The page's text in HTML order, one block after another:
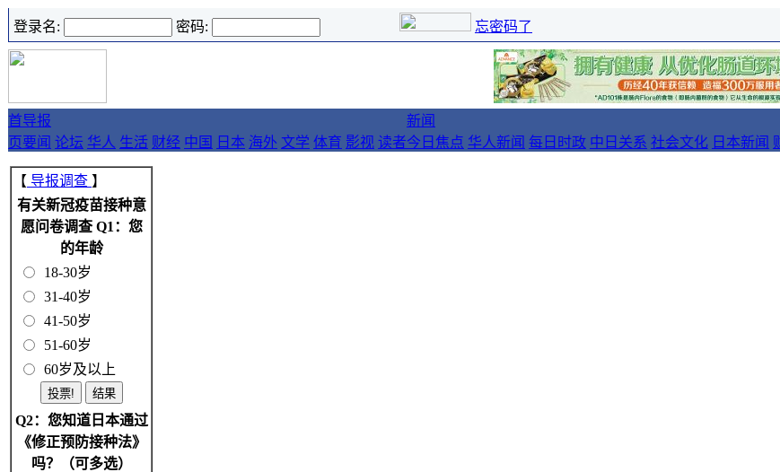
登录名: 密码: 忘密码了
首
页
导报
要闻 论坛 华人 生活 财经 中国 日本 海外 文学 体育 影视 读者
新闻
今日焦点 华人新闻 每日时政 中日关系 社会文化 日本新闻
【 导报调查 】
有关新冠疫苗接种意
愿问卷调查 Q1：您
的年龄
18-30岁
31-40岁
41-50岁
51-60岁
60岁及以上
Q2：您知道日本通过
《修正预防接种法》
吗？（可多选）